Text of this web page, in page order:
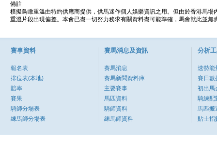
備註
模擬鳥瞰重溫由特約供應商提供，供馬迷作個人娛樂資訊之用。但由於香港馬
重溫片段出現偏差。本會已盡一切努力務求有關資料盡可能準確，馬會就此並
賽事資料
報名表
排位表(本地)
賠率
賽果
騎師分場表
練馬師分場表
賽馬消息及資訊
賽馬消息
賽馬新聞資料庫
主要賽事
馬匹資料
騎師資料
練馬師資料
分析
速勢能
賽日數
初出馬
騎練配
馬匹搬
貼士指